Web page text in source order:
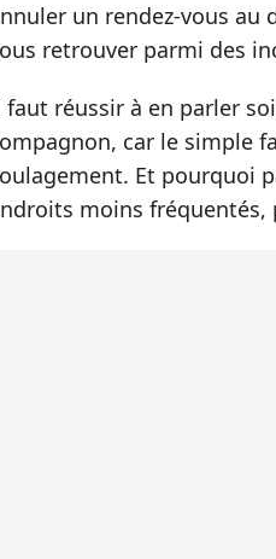
un rendez-vous au
retrouver parmi des
faut réussir à en parler
car le simple
Et pourquoi
moins